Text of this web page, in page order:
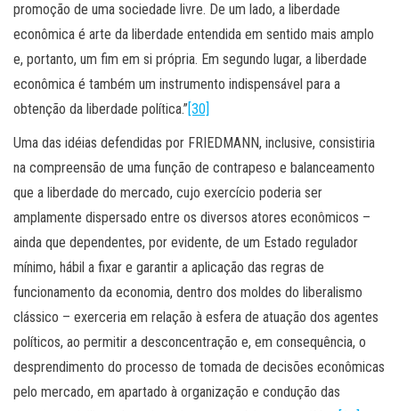
promoção de uma sociedade livre. De um lado, a liberdade
econômica é arte da liberdade entendida em sentido mais amplo
e, portanto, um fim em si própria. Em segundo lugar, a liberdade
econômica é também um instrumento indispensável para a
obtenção da liberdade política.”[30]
Uma das idéias defendidas por FRIEDMANN, inclusive, consistiria
na compreensão de uma função de contrapeso e balanceamento
que a liberdade do mercado, cujo exercício poderia ser
amplamente dispersado entre os diversos atores econômicos –
ainda que dependentes, por evidente, de um Estado regulador
mínimo, hábil a fixar e garantir a aplicação das regras de
funcionamento da economia, dentro dos moldes do liberalismo
clássico – exerceria em relação à esfera de atuação dos agentes
políticos, ao permitir a desconcentração e, em consequência, o
desprendimento do processo de tomada de decisões econômicas
pelo mercado, em apartado à organização e condução das